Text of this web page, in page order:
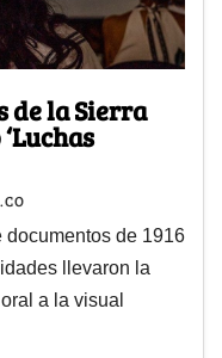
de la Sierra
documentos de 1916
llevaron la
a la visual